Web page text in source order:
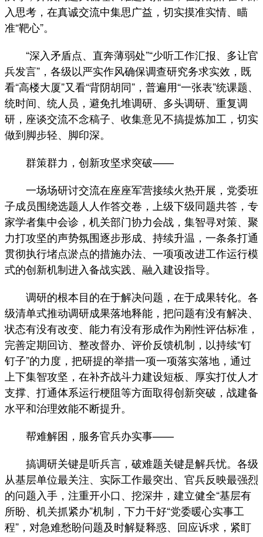
入思考，在真诚交流中集思广益，切实摸准实情、瞄
准“靶心”。
“深入矛盾点、直奔薄弱处”“少听工作汇报、多让官
兵发言”，各级以严实作风确保调查研究务求实效，既
看“高楼大厦”又看“背阴胡同”，普遍用“一张表”统课题、
统时间、统人员，避免扎堆调研、多头调研、重复调
研，座谈交流不念稿子、收集意见不搞提炼加工，切实
做到脚步轻、脚印深。
群策群力，创新攻坚求突破——
一场场研讨交流在座座军营接续火热开展，党委班
子成员围绕选题人人作答交卷，上级下级同题共答，专
家学者集中会诊，机关部门协力会战，集智寻对策、聚
力打攻坚的声势氛围逐步形成、持续升温，一条条打通
贯彻执行堵点淤点的措施办法、一项项改进工作运行模
式的创新机制进入备战实践、融入建设指导。
调研的根本目的在于解决问题，在于成果转化。各
级清单式推动调研成果落地释能，把问题有没有解决、
状态有没有改变、能力有没有形成作为刚性评估标准，
完善定期回访、整改督办、评价反馈机制，以持续“钉
钉子”的力度，把研提的举措一项一项落实落地，通过
上下集智攻坚，在补齐战斗力建设短板、厚实打仗人才
支撑、打通体系运行梗阻等方面取得创新突破，战建备
水平和治理效能不断提升。
帮难解困，服务官兵办实事——
搞调研关键是听兵言，破难题关键是解兵忧。各级
从基层单位最关注、实际工作最突出、官兵反映最强烈
的问题入手，注重开小口、挖深井，建立健全“基层有
所盼、机关抓紧办”机制，下力干好“党委暖心实事工
程”，对急难愁盼问题及时解疑释惑、回应诉求，紧盯